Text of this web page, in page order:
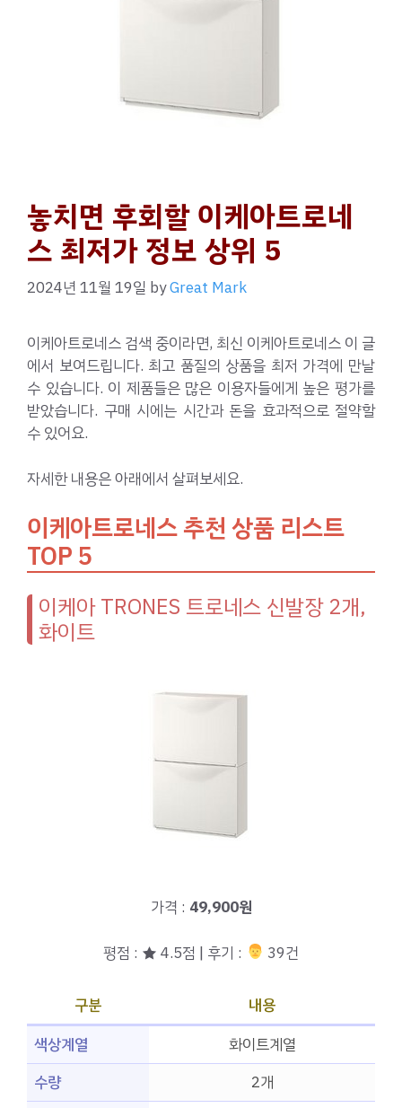
놓치면 후회할 이케아트로네
스 최저가 정보 상위 5
2024년 11월 19일 byGreat Mark
이케아트로네스 검색 중이라면, 최신 이케아트로네스 이 글
에서 보여드립니다. 최고 품질의 상품을 최저 가격에 만날
수 있습니다. 이 제품들은 많은 이용자들에게 높은 평가를
받았습니다. 구매 시에는 시간과 돈을 효과적으로 절약할
수 있어요.
자세한 내용은 아래에서 살펴보세요.
이케아트로네스 추천 상품 리스트
TOP 5
이케아 TRONES 트로네스 신발장 2개,
화이트
가격 : 49,900원
평점 : ★ 4.5점 | 후기 : ‍‍ 39건
구분
내용
색상계열
화이트계열
수량
2개